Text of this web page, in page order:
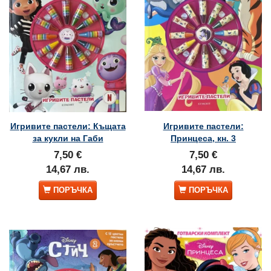
Игривите пастели: Къщата
за кукли на Габи
7,50 €
14,67 лв.
ПОРЪЧКА
Игривите пастели:
Принцеса, кн. 3
7,50 €
14,67 лв.
ПОРЪЧКА